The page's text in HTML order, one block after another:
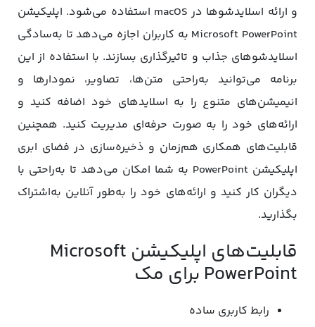
و ارائه اسلایدشوها در macOS استفاده می‌شود. اپلیکیشن
Microsoft PowerPoint به کاربران اجازه می‌دهد تا به‌سادگی
اسلایدشوهای جذاب و تاثیرگذاری بسازند. با استفاده از این
برنامه می‌توانید به‌راحتی متن‌ها، تصاویر، نمودارها و
انیمیشن‌های متنوع را به اسلایدهای خود اضافه کنید و
ارائه‌های خود را به ‌صورت حرفه‌ای مدیریت کنید. همچنین
قابلیت‌های همکاری هم‌زمان و ذخیره‌سازی در فضای ابری
اپلیکیشن PowerPoint به شما امکان می‌دهد تا به‌راحتی با
دیگران کار کنید و ارائه‌های خود را به‌طور آنلاین به‌اشتراک
بگذارید.
قابلیت‌های اپلیکیشن Microsoft
PowerPoint برای مک
رابط کاربری ساده